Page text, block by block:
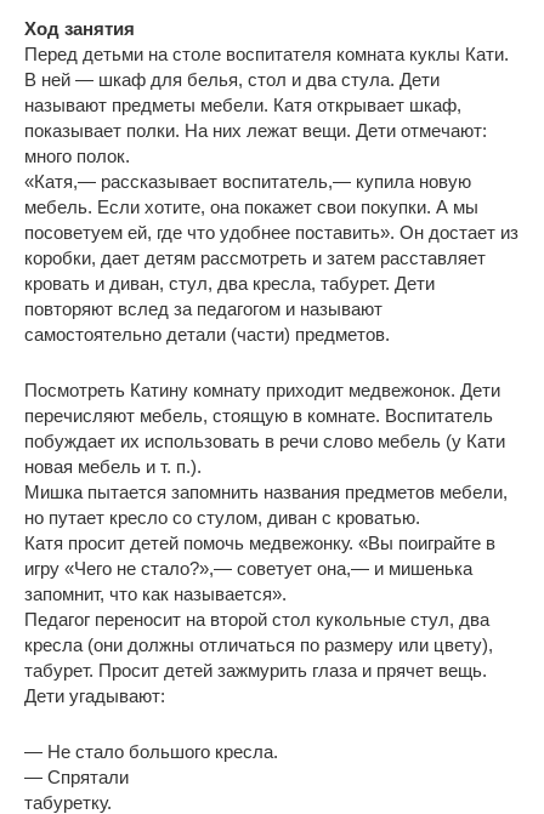
Ход занятия
Перед детьми на столе воспитателя комната куклы Кати.
В ней — шкаф для белья, стол и два стула. Дети
называют предметы мебели. Катя открывает шкаф,
показывает полки. На них лежат вещи. Дети отмечают:
много полок.
«Катя,— рассказывает воспитатель,— купила новую
мебель. Если хотите, она покажет свои покупки. А мы
посоветуем ей, где что удобнее поставить». Он достает из
коробки, дает детям рассмотреть и затем расставляет
кровать и диван, стул, два кресла, табурет. Дети
повторяют вслед за педагогом и называют
самостоятельно детали (части) предметов.
Посмотреть Катину комнату приходит медвежонок. Дети
перечисляют мебель, стоящую в комнате. Воспитатель
побуждает их использовать в речи слово мебель (у Кати
новая мебель и т. п.).
Мишка пытается запомнить названия предметов мебели,
но путает кресло со стулом, диван с кроватью.
Катя просит детей помочь медвежонку. «Вы поиграйте в
игру «Чего не стало?»,— советует она,— и мишенька
запомнит, что как называется».
Педагог переносит на второй стол кукольные стул, два
кресла (они должны отличаться по размеру или цвету),
табурет. Просит детей зажмурить глаза и прячет вещь.
Дети угадывают:
— Не стало большого кресла.
— Спрятали
табуретку.